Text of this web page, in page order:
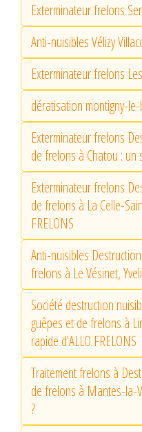
Exterminateur frelons
Anti-nuisibles Vélizy
Exterminateur frelons
dératisation montigny-
Exterminateur frelons
de frelons à Chatou : un
Exterminateur frelons
de frelons à La Celle-
FRELONS
Anti-nuisibles
frelons à Le Vésinet,
Société destruction
guêpes et de frelons à
rapide d'ALLO FRELONS
Traitement frelons à
de frelons à Mantes-la-
?